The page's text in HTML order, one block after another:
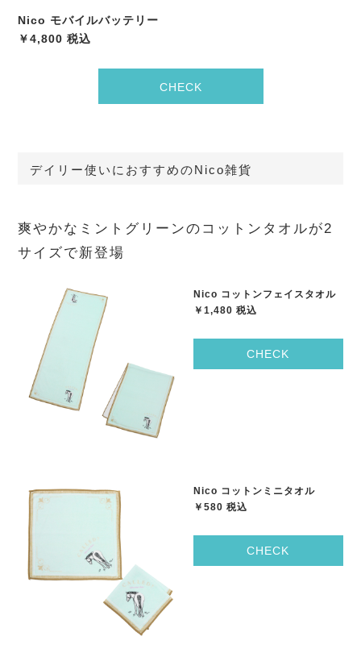
Nico モバイルバッテリー
￥4,800 税込
CHECK
デイリー使いにおすすめのNico雑貨
爽やかなミントグリーンのコットンタオルが2
サイズで新登場
Nico コットンフェイスタオル
￥1,480 税込
CHECK
Nico コットンミニタオル
￥580 税込
CHECK